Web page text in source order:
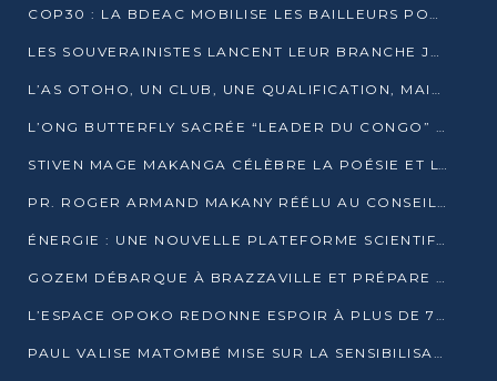
COP30 : LA BDEAC MOBILISE LES BAILLEURS POUR LE FONDS BLEU DU BASSIN DU CONGO
LES SOUVERAINISTES LANCENT LEUR BRANCHE JEUNE À BRAZZAVILLE
L’AS OTOHO, UN CLUB, UNE QUALIFICATION, MAIS ENCORE DES DOUTES
L’ONG BUTTERFLY SACRÉE “LEADER DU CONGO” AU PRIX D’EXCELLENCE 2025
STIVEN MAGE MAKANGA CÉLÈBRE LA POÉSIE ET L’HUMAIN AVEC SON RECUEIL “HECTARE”
PR. ROGER ARMAND MAKANY RÉÉLU AU CONSEIL DE L’AUF
ÉNERGIE : UNE NOUVELLE PLATEFORME SCIENTIFIQUE POUR LA TRANSITION ÉNERGÉTIQUE EN AFRIQUE CENTRALE
GOZEM DÉBARQUE À BRAZZAVILLE ET PRÉPARE SON ARRIVÉE À POINTE-NOIRE
L’ESPACE OPOKO REDONNE ESPOIR À PLUS DE 775 ÉLÈVES AUTOCHTONES DANS LE NORD DU CONGO
PAUL VALISE MATOMBÉ MISE SUR LA SENSIBILISATION POUR ÉRAQUER LE GRAND BANDITISME